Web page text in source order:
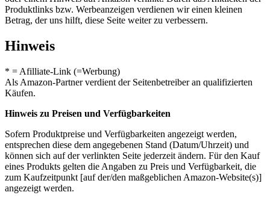
Produktlinks bzw. Werbeanzeigen verdienen wir einen kleinen
Betrag, der uns hilft, diese Seite weiter zu verbessern.
Hinweis
* = Afilliate-Link (=Werbung)
Als Amazon-Partner verdient der Seitenbetreiber an qualifizierten
Käufen.
Hinweis zu Preisen und Verfügbarkeiten
Sofern Produktpreise und Verfügbarkeiten angezeigt werden,
entsprechen diese dem angegebenen Stand (Datum/Uhrzeit) und
können sich auf der verlinkten Seite jederzeit ändern. Für den Kauf
eines Produkts gelten die Angaben zu Preis und Verfügbarkeit, die
zum Kaufzeitpunkt [auf der/den maßgeblichen Amazon-Website(s)]
angezeigt werden.